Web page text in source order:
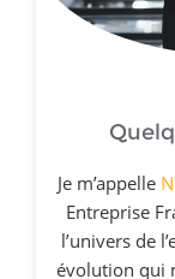
Je m’appelle
Entreprise
l’univers de
évolution qui